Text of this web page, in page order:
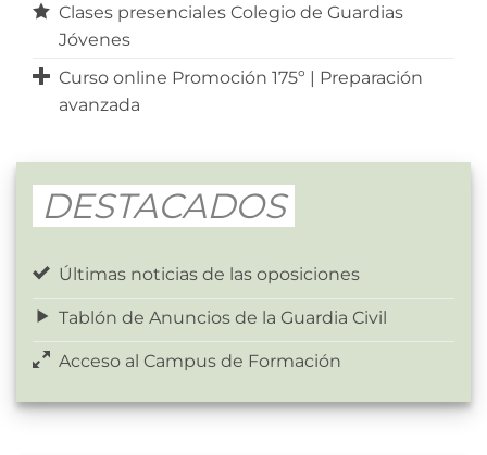
Clases presenciales Colegio de Guardias
Jóvenes
Curso online Promoción 175º | Preparación
avanzada
DESTACADOS
Últimas noticias de las oposiciones
Tablón de Anuncios de la Guardia Civil
Acceso al Campus de Formación